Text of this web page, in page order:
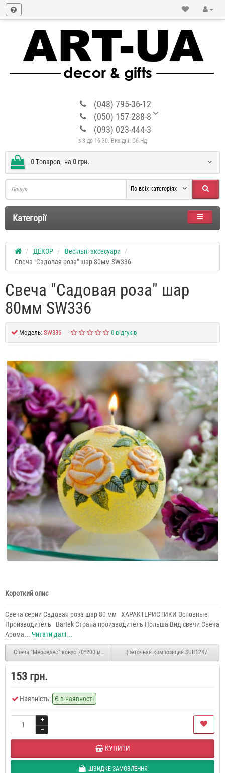
(048) 795-36-12
(050) 157-288-8
(093) 023-444-3
з 8 до 16-30. Вихідні: Сб-Нд
0Tоваров, на 0 грн.
По всіх категоріях
Категорії
ДЕКОР
Весільні аксесуари
Свеча "Садовая роза" шар 80мм SW336
Свеча "Садовая роза" шар
80мм SW336
Модель: SW336 0 відгуків
Короткий опис
Свеча серии Садовая роза шар 80 мм ХАРАКТЕРИСТИКИ Основные
Производитель Bartek Страна производитель Польша Вид свечи Свеча
Арома... Читати далі...
Свеча "Мерседес" конус 70*200 мм SW642 Цветочная композиция SUB1247
153 грн.
Наявність: Є в наявності
КУПИТИ
ШВИДКЕ ЗАМОВЛЕННЯ